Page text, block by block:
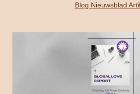
Blog Nieuwsblad